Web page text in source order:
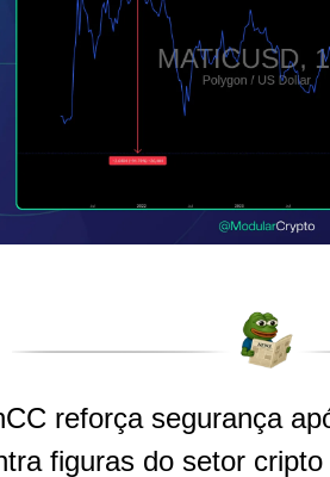
reforça segurança
figuras do setor cripto